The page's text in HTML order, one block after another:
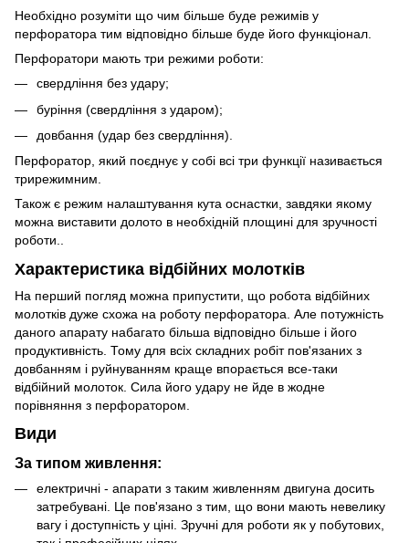
Необхідно розуміти що чим більше буде режимів у
перфоратора тим відповідно більше буде його функціонал.
Перфоратори мають три режими роботи:
свердління без удару;
буріння (свердління з ударом);
довбання (удар без свердління).
Перфоратор, який поєднує у собі всі три функції називається
трирежимним.
Також є режим налаштування кута оснастки, завдяки якому
можна виставити долото в необхідній площині для зручності
роботи..
Характеристика відбійних молотків
На перший погляд можна припустити, що робота відбійних
молотків дуже схожа на роботу перфоратора. Але потужність
даного апарату набагато більша відповідно більше і його
продуктивність. Тому для всіх складних робіт пов'язаних з
довбанням і руйнуванням краще впорається все-таки
відбійний молоток. Сила його удару не йде в жодне
порівняння з перфоратором.
Види
За типом живлення:
електричні - апарати з таким живленням двигуна досить
затребувані. Це пов'язано з тим, що вони мають невелику
вагу і доступність у ціні. Зручні для роботи як у побутових,